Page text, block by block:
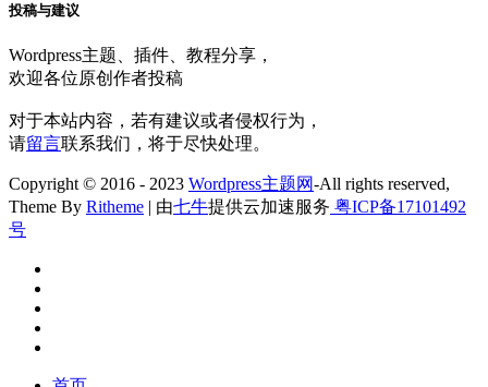
投稿与建议
Wordpress主题、插件、教程分享，
欢迎各位原创作者投稿
对于本站内容，若有建议或者侵权行为，
请留言联系我们，将于尽快处理。
Copyright © 2016 - 2023 Wordpress主题网-All rights reserved,
Theme By Ritheme | 由七牛提供云加速服务 粤ICP备17101492
号